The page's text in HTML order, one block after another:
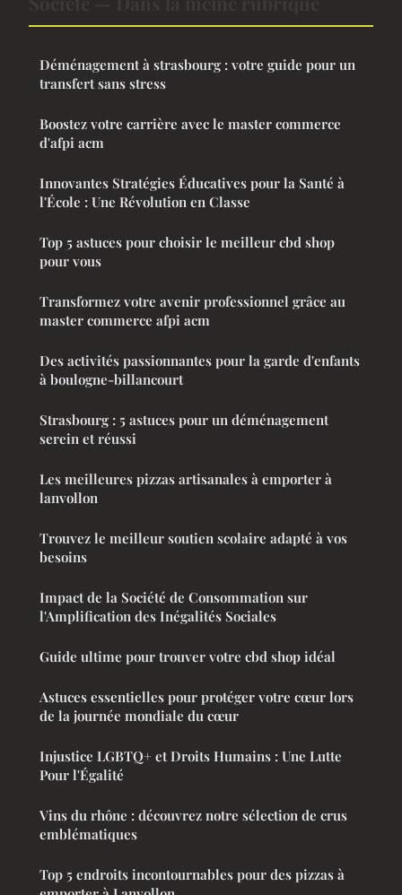
Déménagement à strasbourg : votre guide pour un
transfert sans stress
Boostez votre carrière avec le master commerce
d'afpi acm
Innovantes Stratégies Éducatives pour la Santé à
l'École : Une Révolution en Classe
Top 5 astuces pour choisir le meilleur cbd shop
pour vous
Transformez votre avenir professionnel grâce au
master commerce afpi acm
Des activités passionnantes pour la garde d'enfants
à boulogne-billancourt
Strasbourg : 5 astuces pour un déménagement
serein et réussi
Les meilleures pizzas artisanales à emporter à
lanvollon
Trouvez le meilleur soutien scolaire adapté à vos
besoins
Impact de la Société de Consommation sur
l'Amplification des Inégalités Sociales
Guide ultime pour trouver votre cbd shop idéal
Astuces essentielles pour protéger votre cœur lors
de la journée mondiale du cœur
Injustice LGBTQ+ et Droits Humains : Une Lutte
Pour l'Égalité
Vins du rhône : découvrez notre sélection de crus
emblématiques
Top 5 endroits incontournables pour des pizzas à